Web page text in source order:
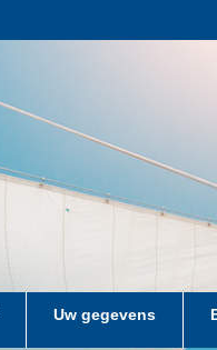
Uw gegevens